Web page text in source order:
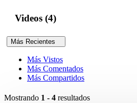
Videos (4)
Más Recientes
Más Vistos
Más Comentados
Más Compartidos
Mostrando 1 - 4 resultados